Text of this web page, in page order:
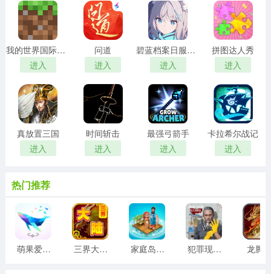
我的世界国际服手机版
进入
问道
进入
碧蓝档案日服正版
进入
拼图达人秀
进入
真放置三国
进入
时间斩击
进入
最强弓箭手
进入
卡拉希尔战记
进入
热门推荐
萌果爱消除游戏 三界大陆手机版 家庭岛中文版 犯罪现场清洁工 龙腾